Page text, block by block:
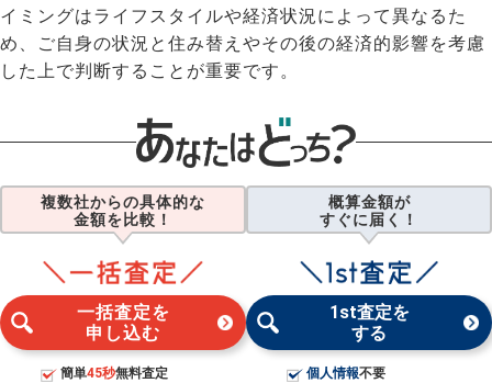
イミングはライフスタイルや経済状況によって異なるた
め、ご自身の状況と住み替えやその後の経済的影響を考慮
した上で判断することが重要です。
複数社からの具体的な
金額を比較！
一括査定を
申し込む
簡単45秒無料査定
概算金額が
すぐに届く！
1st査定を
する
個人情報不要